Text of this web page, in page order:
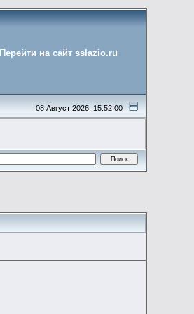
Перейти на сайт sslazio.ru
08 Август 2026, 15:52:00